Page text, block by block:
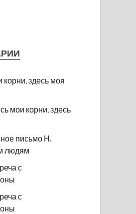
корни, здесь моя
мои корни, здесь
письмо Н.
людям
с
с